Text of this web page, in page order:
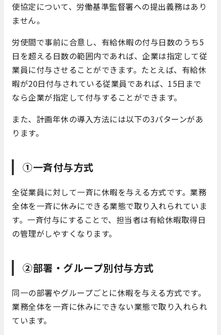
使協定について、労働基準監督署への提出義務はあり
ません。
労使間で事前に合意し、有給休暇の付与日数のうち5
日を超える日数の範囲内であれば、企業は指定して従
業員に付与させることができます。たとえば、有給休
暇が20日付与されている従業員であれば、15日まで
なら企業が指定して付与することができます。
また、計画年休の導入方法には以下の3パターンがあ
ります。
①一斉付与方式
全従業員に対して一斉に休暇を与える方式です。業務
全体を一斉に休みにできる業態で取り入れられていま
す。一斉付与にすることで、担当者は有給休暇取得日
の管理がしやすくなります。
②部署・グループ別付与方式
同一の部署やグループごとに休暇を与える方式です。
業務全体を一斉に休みにできない業態で取り入れられ
ています。